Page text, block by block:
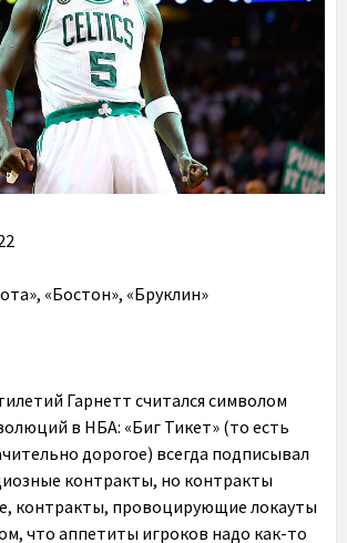
«Бостон», «Бруклин»
Гарнетт считался символом
в НБА: «Биг Тикет» (то есть
дорогое) всегда подписывал
контракты, но контракты
контракты, провоцирующие локауты
что аппетиты игроков надо как-то